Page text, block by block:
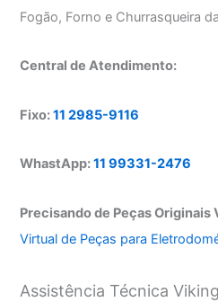
Fogão, Forno e Churrasqueira
Central de Atendimento:
Fixo:11 2985-9116
WhastApp:11 99331-2476
Precisando de Peças Originais
Virtual de Peças para
Assistência Técnica